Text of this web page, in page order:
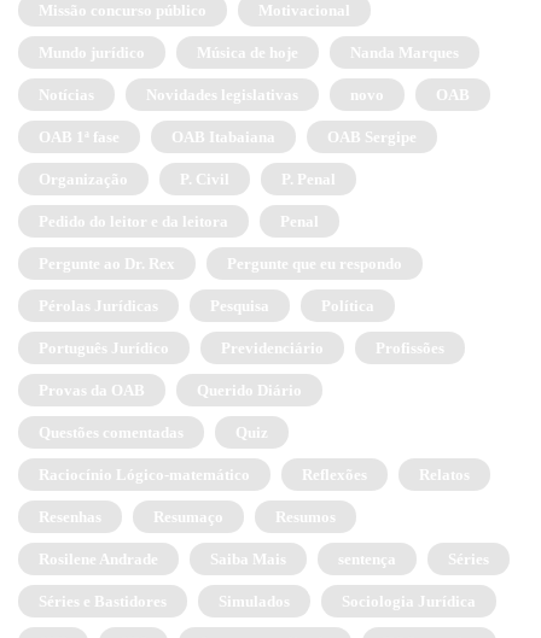
Missão concurso público Motivacional
Mundo jurídico Música de hoje Nanda Marques
Notícias Novidades legislativas novo OAB
OAB 1ª fase OAB Itabaiana OAB Sergipe
Organização P. Civil P. Penal
Pedido do leitor e da leitora Penal
Pergunte ao Dr. Rex Pergunte que eu respondo
Pérolas Jurídicas Pesquisa Política
Português Jurídico Previdenciário Profissões
Provas da OAB Querido Diário
Questões comentadas Quiz
Raciocínio Lógico-matemático Reflexões Relatos
Resenhas Resumaço Resumos
Rosilene Andrade Saiba Mais sentença Séries
Séries e Bastidores Simulados Sociologia Jurídica